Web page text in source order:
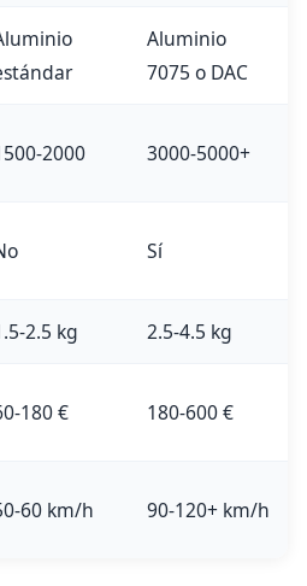
Aluminio
7075 o DAC
2000 3000-5000+
Sí
2.5 kg 2.5-4.5 kg
180 € 180-600 €
60 km/h 90-120+ km/h